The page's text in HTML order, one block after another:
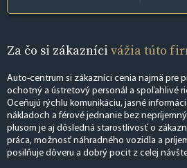
Za čo si zákazníci vážia túto
Auto-centrum si zákazníci cenia najmä pre
ochotný a ústretový personál a spoľahlivé
Oceňujú rýchlu komunikáciu, jasné
nákladoch a férové jednanie bez
plusom je aj dôsledná starostlivosť o
práca, možnosť náhradného vozidla a
posilňuje dôveru a dobrý pocit z celej